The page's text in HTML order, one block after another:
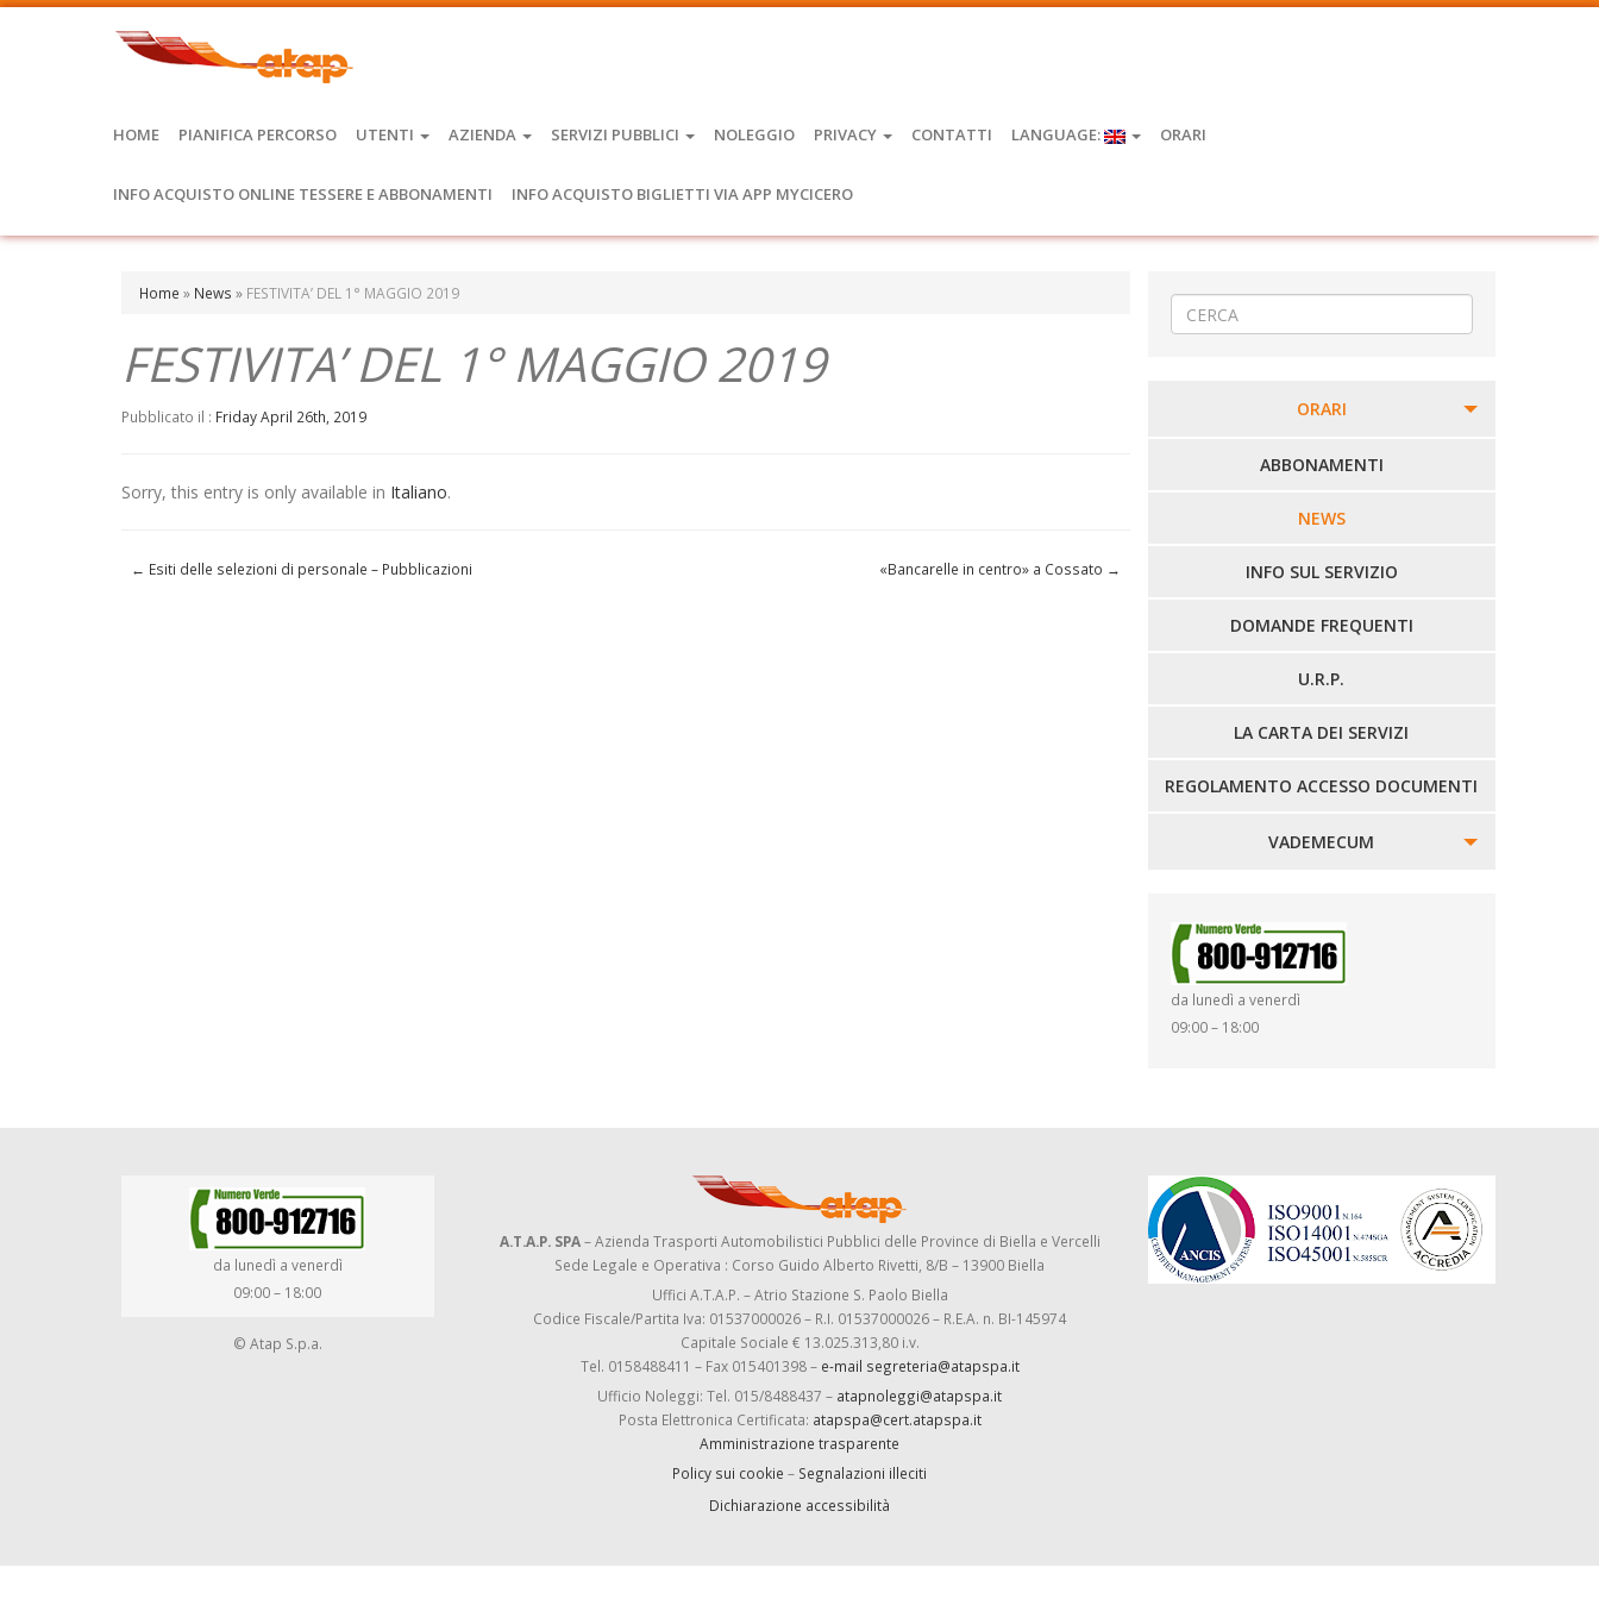
HOME PIANIFICA PERCORSO UTENTI AZIENDA SERVIZI PUBBLICI NOLEGGIO PRIVACY CONTATTI LANGUAGE: ORARI
INFO ACQUISTO ONLINE TESSERE E ABBONAMENTI INFO ACQUISTO BIGLIETTI VIA APP MYCICERO
Home » News » FESTIVITA’ DEL 1° MAGGIO 2019
FESTIVITA’ DEL 1° MAGGIO 2019
Pubblicato il : Friday April 26th, 2019
Sorry, this entry is only available in Italiano.
← Esiti delle selezioni di personale – Pubblicazioni «Bancarelle in centro» a Cossato →
ORARI
PERCORSI URBANI IN BIELLA
LINEE URBANE VERCELLI
LINEE EXTRAURBANE
ABBONAMENTI
NEWS
INFO SUL SERVIZIO
DOMANDE FREQUENTI
U.R.P.
LA CARTA DEI SERVIZI
REGOLAMENTO ACCESSO DOCUMENTI
VADEMECUM
SMARRIMENTO OGGETTI
DIRITTI E DOVERI
da lunedì a venerdì
09:00 – 18:00
da lunedì a venerdì
09:00 – 18:00
© Atap S.p.a.
A.T.A.P. SPA– Azienda Trasporti Automobilistici Pubblici delle Province di Biella e Vercelli
Sede Legale e Operativa : Corso Guido Alberto Rivetti, 8/B – 13900 Biella
Uffici A.T.A.P. – Atrio Stazione S. Paolo Biella
Codice Fiscale/Partita Iva: 01537000026 – R.I. 01537000026 – R.E.A. n. BI-145974
Capitale Sociale € 13.025.313,80 i.v.
Tel. 0158488411 – Fax 015401398 – e-mail segreteria@atapspa.it
Ufficio Noleggi: Tel. 015/8488437 – atapnoleggi@atapspa.it
Posta Elettronica Certificata: atapspa@cert.atapspa.it
Amministrazione trasparente
Policy sui cookie – Segnalazioni illeciti
Dichiarazione accessibilità